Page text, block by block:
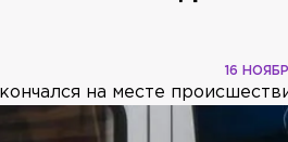
16
на месте